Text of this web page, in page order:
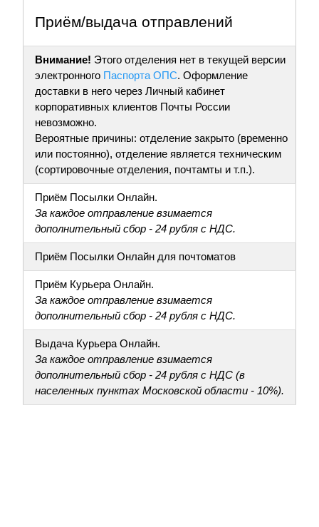
Приём/выдача отправлений
Внимание! Этого отделения нет в текущей версии
электронного Паспорта ОПС. Оформление
доставки в него через Личный кабинет
корпоративных клиентов Почты России
невозможно.
Вероятные причины: отделение закрыто (временно
или постоянно), отделение является техническим
(сортировочные отделения, почтамты и т.п.).
Приём Посылки Онлайн.
За каждое отправление взимается
дополнительный сбор - 24 рубля с НДС.
Приём Посылки Онлайн для почтоматов
Приём Курьера Онлайн.
За каждое отправление взимается
дополнительный сбор - 24 рубля с НДС.
Выдача Курьера Онлайн.
За каждое отправление взимается
дополнительный сбор - 24 рубля с НДС (в
населенных пунктах Московской области - 10%).